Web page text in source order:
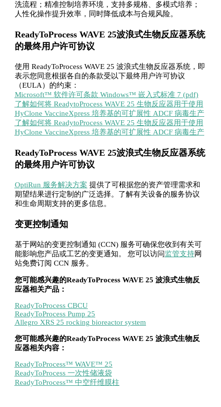
洗流程；精准控制培养环境，支持多规格、多模式培养；
人性化操作提升效率，同时降低成本与合规风险。
ReadyToProcess WAVE 25波浪式生物反应器系统
的最终用户许可协议
使用 ReadyToProcess WAVE 25 波浪式生物反应器系统，即
表示您同意根据各自的条款受以下最终用户许可协议
（EULA）的约束：
Microsoft™ 软件许可条款 Windows™ 嵌入式标准 7 (pdf)
了解如何将 ReadytoProcess WAVE 25 生物反应器用于使用
HyClone VaccineXpress 培养基的可扩展性 ADCF 病毒生产
了解如何将 ReadytoProcess WAVE 25 生物反应器用于使用
HyClone VaccineXpress 培养基的可扩展性 ADCF 病毒生产
ReadyToProcess WAVE 25波浪式生物反应器系统
的最终用户许可协议
OptiRun 服务解决方案 提供了可根据您的资产管理需求和
期望结果进行定制的广泛选择。了解有关设备的服务协议
和生命周期支持的更多信息。
变更控制通知
基于网站的变更控制通知 (CCN) 服务可确保您收到有关可
能影响您产品或工艺的变更通知。 您可以访问监管支持网
站免费订阅 CCN 服务。
您可能感兴趣的ReadyToProcess WAVE 25 波浪式生物反
应器相关产品：
ReadyToProcess CBCU
ReadyToProcess Pump 25
Allegro XRS 25 rocking bioreactor system
您可能感兴趣的ReadyToProcess WAVE 25 波浪式生物反
应器相关内容：
ReadyToProcess™ WAVE™ 25
ReadyToProcess 一次性储液袋
ReadyToProcess™ 中空纤维膜柱